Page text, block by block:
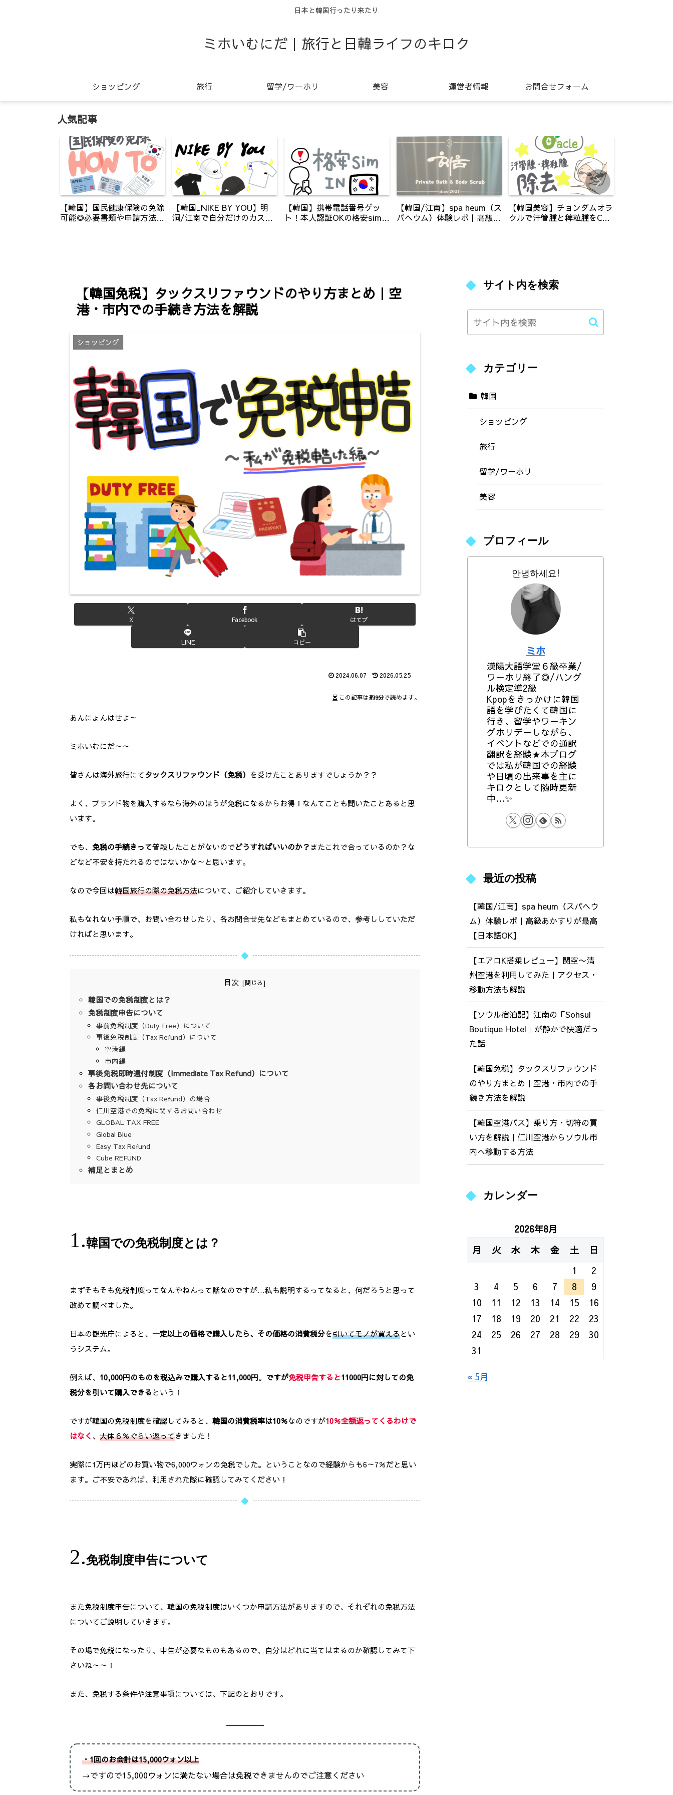
日本と韓国行ったり来たり
ミホいむにだ｜旅行と日韓ライフのキロク
ショッピング 旅行 留学/ワーホリ 美容 運営者情報 お問合せフォーム
人気記事
【韓国】国民健康保険の免除
可能◎必要書類や申請方法の
【韓国_NIKE BY YOU】明
洞/江南で自分だけのカスタ
【韓国】携帯電話番号ゲッ
ト！本人認証OKの格安simを
【韓国/江南】spa heum（ス
パヘウム）体験レポ｜高級あ
【韓国美容】チョンダムオラ
クルで汗管腫と稗粒腫をCO2
【韓国免税】タックスリファウンドのやり方まとめ｜空
港・市内での手続き方法を解説
ショッピング
X Facebook はてブ
LINE コピー
2024.06.07 2026.05.25
この記事は約9分で読めます。
あんにょんはせよ～
ミホいむにだ～～
皆さんは海外旅行にてタックスリファウンド（免税） を受けたことありますでしょうか？？
よく、ブランド物を購入するなら海外のほうが免税になるからお得！なんてことも聞いたことあると思
います。
でも、 免税の手続きって普段したことがないのでどうすればいいのか？またこれで合っているのか？な
どなど不安を持たれるのではないかな～と思います。
なので今回は韓国旅行の際の免税方法について、ご紹介していきます。
私もなれない手順で、お問い合わせしたり、各お問合せ先などもまとめているので、参考ししていただ
ければと思います。
目次
韓国での免税制度とは？
免税制度申告について
事前免税制度（Duty Free）について
事後免税制度（Tax Refund）について
空港編
市内編
事後免税即時還付制度（Immediate Tax Refund）について
各お問い合わせ先について
事後免税制度（Tax Refund）の場合
仁川空港での免税に関するお問い合わせ
GLOBAL TAX FREE
Global Blue
Easy Tax Refund
Cube REFUND
補足とまとめ
韓国での免税制度とは？
まずそもそも免税制度ってなんやねんって話なのですが…私も説明するってなると、何だろうと思って
改めて調べました。
日本の観光庁によると、 一定以上の価格で購入したら、その価格の消費税分を引いてモノが買えるとい
うシステム。
例えば、 10,000円のものを税込みで購入すると11,000円。 ですが免税申告すると11000円に対しての免
税分を引いて購入できるという！
ですが韓国の免税制度を確認してみると、 韓国の消費税率は10％なのですが10％全額返ってくるわけで
はなく 、 大体６％ぐらい返ってきました！
実際に1万円ほどのお買い物で6,000ウォンの免税でした。ということなので経験からも6～7％だと思い
ます。ご不安であれば、利用された際に確認してみてください！
免税制度申告について
また免税制度申告について、韓国の免税制度はいくつか申請方法がありますので、それぞれの免税方法
についてご説明していきます。
その場で免税になったり、申告が必要なものもあるので、自分はどれに当てはまるのか確認してみて下
さいね～～！
また、免税する条件や注意事項については、下記のとおりです。
・1回のお会計は15,000ウォン以上
→ですので15,000ウォンに満たない場合は免税できませんのでご注意ください
サイト内を検索
カテゴリー
韓国
ショッピング
旅行
留学/ワーホリ
美容
プロフィール
안녕하세요!
ミホ
漢陽大語学堂６級卒業/
ワーホリ終了◎/ハング
ル検定準2級
Kpopをきっかけに韓国
語を学びたくて韓国に
行き、留学やワーキン
グホリデーしながら、
イベントなどでの通訳
翻訳を経験★本ブログ
では私が韓国での経験
や日頃の出来事を主に
キロクとして随時更新
中…✨
最近の投稿
【韓国/江南】spa heum（スパヘウ
ム）体験レポ｜高級あかすりが最高
【日本語OK】
【エアロK搭乗レビュー】関空〜清
州空港を利用してみた｜アクセス・
移動方法も解説
【ソウル宿泊記】江南の「Sohsul
Boutique Hotel」が静かで快適だっ
た話
【韓国免税】タックスリファウンド
のやり方まとめ｜空港・市内での手
続き方法を解説
【韓国空港バス】乗り方・切符の買
い方を解説｜仁川空港からソウル市
内へ移動する方法
カレンダー
2026年8月
月
火 水 木 金 土
日
1
2
3
4 5 6 7 8
9
10
11 12 13 14 15
16
17
18 19 20 21 22
23
24
25 26 27 28 29
30
31
« 5月